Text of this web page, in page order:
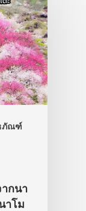
ภัณฑ์
ากนา
าโม